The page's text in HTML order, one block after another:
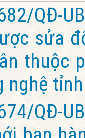
QĐ-
sửa
thuộc
nghệ
QĐ-